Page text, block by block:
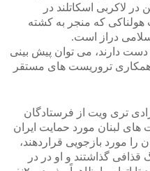
در لاکربی اسکاتلند در
جنایت هولناکی که منجر به کشته
دست دارند، می توان پیش بینی
همکاری تروریست های مستقر
تری ویت از فرستادگان
لبنان مورد حمایت ایران
را مورد بازجویی قراردهند،
گذاشتند و او در در